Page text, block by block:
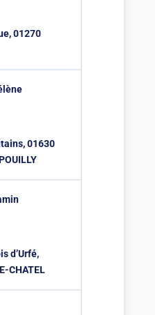
01270
01630
d’Urfé,
CHATEL